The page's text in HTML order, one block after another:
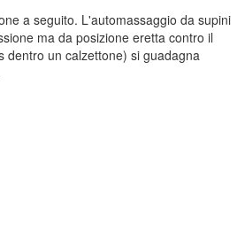
a seguito. L'automassaggio da supini
ma da posizione eretta contro il
dentro un calzettone) si guadagna